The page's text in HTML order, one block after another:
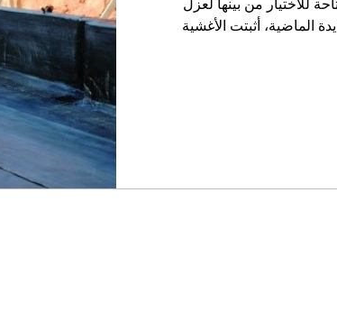
للاختيار من بينها لعزل
الماضية، أثبتت الأغشية